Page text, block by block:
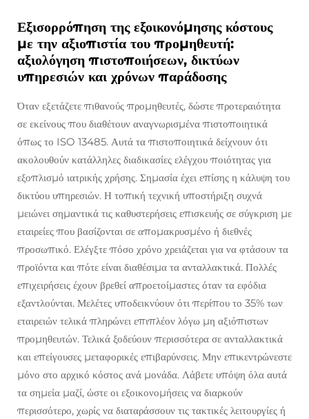
Εξισορρόπηση της εξοικονόμησης κόστους
με την αξιοπιστία του προμηθευτή:
αξιολόγηση πιστοποιήσεων, δικτύων
υπηρεσιών και χρόνων παράδοσης
Όταν εξετάζετε πιθανούς προμηθευτές, δώστε προτεραιότητα
σε εκείνους που διαθέτουν αναγνωρισμένα πιστοποιητικά
όπως το ISO 13485. Αυτά τα πιστοποιητικά δείχνουν ότι
ακολουθούν κατάλληλες διαδικασίες ελέγχου ποιότητας για
εξοπλισμό ιατρικής χρήσης. Σημασία έχει επίσης η κάλυψη του
δικτύου υπηρεσιών. Η τοπική τεχνική υποστήριξη συχνά
μειώνει σημαντικά τις καθυστερήσεις επισκευής σε σύγκριση με
εταιρείες που βασίζονται σε απομακρυσμένο ή διεθνές
προσωπικό. Ελέγξτε πόσο χρόνο χρειάζεται για να φτάσουν τα
προϊόντα και πότε είναι διαθέσιμα τα ανταλλακτικά. Πολλές
επιχειρήσεις έχουν βρεθεί απροετοίμαστες όταν τα εφόδια
εξαντλούνται. Μελέτες υποδεικνύουν ότι περίπου το 35% των
εταιρειών τελικά πληρώνει επιπλέον λόγω μη αξιόπιστων
προμηθευτών. Τελικά ξοδεύουν περισσότερα σε ανταλλακτικά
και επείγουσες μεταφορικές επιβαρύνσεις. Μην επικεντρώνεστε
μόνο στο αρχικό κόστος ανά μονάδα. Λάβετε υπόψη όλα αυτά
τα σημεία μαζί, ώστε οι εξοικονομήσεις να διαρκούν
περισσότερο, χωρίς να διαταράσσουν τις τακτικές λειτουργίες ή